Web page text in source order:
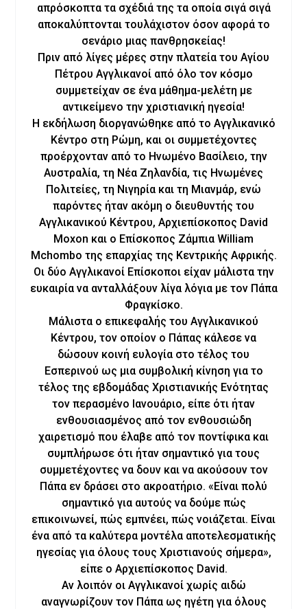
απρόσκοπτα τα σχέδιά της τα οποία σιγά σιγά
αποκαλύπτονται τουλάχιστον όσον αφορά το
σενάριο μιας πανθρησκείας!
Πριν από λίγες μέρες στην πλατεία του Αγίου
Πέτρου Αγγλικανοί από όλο τον κόσμο
συμμετείχαν σε ένα μάθημα-μελέτη με
αντικείμενο την χριστιανική ηγεσία!
Η εκδήλωση διοργανώθηκε από το Αγγλικανικό
Κέντρο στη Ρώμη, και οι συμμετέχοντες
προέρχονταν από το Ηνωμένο Βασίλειο, την
Αυστραλία, τη Νέα Ζηλανδία, τις Ηνωμένες
Πολιτείες, τη Νιγηρία και τη Μιανμάρ, ενώ
παρόντες ήταν ακόμη ο διευθυντής του
Αγγλικανικού Κέντρου, Αρχιεπίσκοπος David
Moxon και ο Επίσκοπος Ζάμπια William
Mchombo της επαρχίας της Κεντρικής Αφρικής.
Οι δύο Αγγλικανοί Επίσκοποι είχαν μάλιστα την
ευκαιρία να ανταλλάξουν λίγα λόγια με τον Πάπα
Φραγκίσκο.
Μάλιστα ο επικεφαλής του Αγγλικανικού
Κέντρου, τον οποίον ο Πάπας κάλεσε να
δώσουν κοινή ευλογία στο τέλος του
Εσπερινού ως μια συμβολική κίνηση για το
τέλος της εβδομάδας Χριστιανικής Ενότητας
τον περασμένο Ιανουάριο, είπε ότι ήταν
ενθουσιασμένος από τον ενθουσιώδη
χαιρετισμό που έλαβε από τον ποντίφικα και
συμπλήρωσε ότι ήταν σημαντικό για τους
συμμετέχοντες να δουν και να ακούσουν τον
Πάπα εν δράσει στο ακροατήριο. «Είναι πολύ
σημαντικό για αυτούς να δούμε πώς
επικοινωνεί, πώς εμπνέει, πώς νοιάζεται. Είναι
ένα από τα καλύτερα μοντέλα αποτελεσματικής
ηγεσίας για όλους τους Χριστιανούς σήμερα»,
είπε ο Αρχιεπίσκοπος David.
Αν λοιπόν οι Αγγλικανοί χωρίς αιδώ
αναγνωρίζουν τον Πάπα ως ηγέτη για όλους